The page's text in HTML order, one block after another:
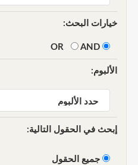
خيارات البحث:
AND
الألبوم:
إبحث في الحقول التالية:
جميع الحقول